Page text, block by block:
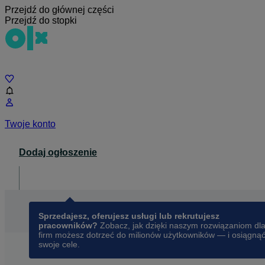
Przejdź do głównej części
Przejdź do stopki
Twoje konto
Dodaj ogłoszenie
Sprzedajesz, oferujesz usługi lub rekrutujesz
pracowników? Zobacz, jak dzięki naszym rozwiązaniom dla
firm możesz dotrzeć do milionów użytkowników — i osiągnąć
swoje cele.